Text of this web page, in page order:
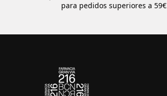
para pedidos superiores a 59€